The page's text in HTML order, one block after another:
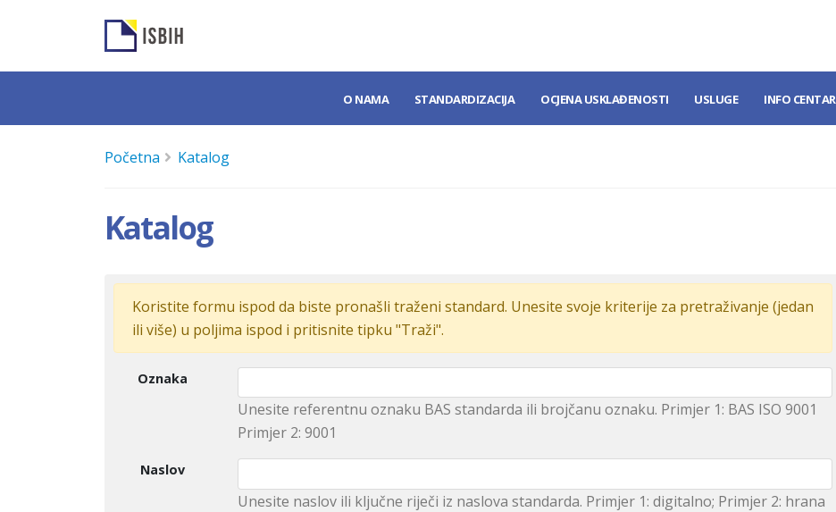
O NAMA STANDARDIZACIJA OCJENA USKLAĐENOSTI USLUGE INFO CENTAR
Početna Katalog
Katalog
Koristite formu ispod da biste pronašli traženi standard. Unesite svoje kriterije za pretraživanje (jedan
ili više) u poljima ispod i pritisnite tipku "Traži".
Oznaka
Unesite referentnu oznaku BAS standarda ili brojčanu oznaku. Primjer 1: BAS ISO 9001
Primjer 2: 9001
Naslov
Unesite naslov ili ključne riječi iz naslova standarda. Primjer 1: digitalno; Primjer 2: hrana